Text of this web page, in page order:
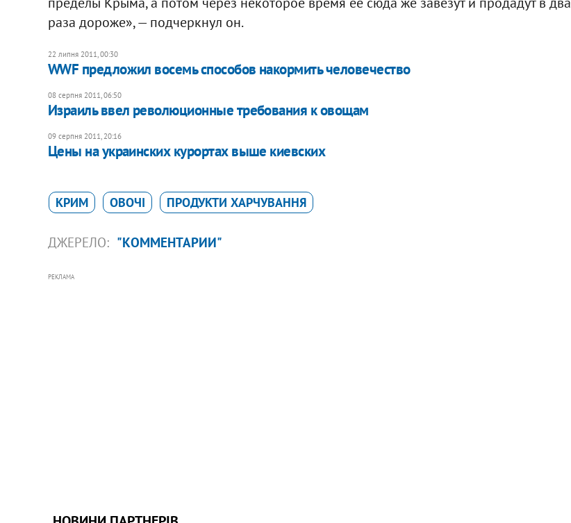
раза дороже», — подчеркнул он.
22 липня 2011, 00:30
WWF предложил восемь способов накормить человечество
08 серпня 2011, 06:50
Израиль ввел революционные требования к овощам
09 серпня 2011, 20:16
Цены на украинских курортах выше киевских
КРИМ ОВОЧІ ПРОДУКТИ ХАРЧУВАННЯ
ДЖЕРЕЛО: "КОММЕНТАРИИ"
РЕКЛАМА